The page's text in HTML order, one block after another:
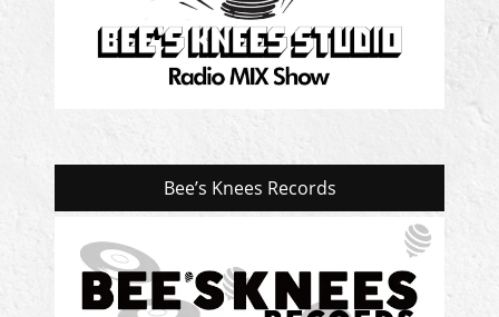
Bee’s Knees Records